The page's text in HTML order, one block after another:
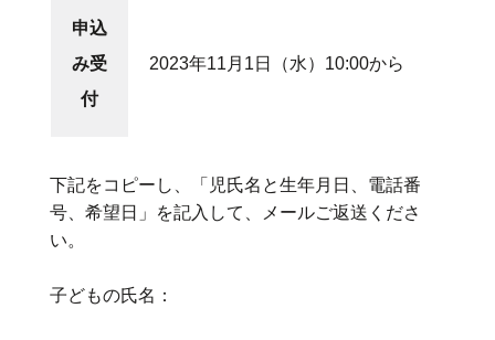
申込
み受
付
2023年11月1日（水）10:00から
下記をコピーし、「児氏名と生年月日、電話番
号、希望日」を記入して、メールご返送くださ
い。
子どもの氏名：